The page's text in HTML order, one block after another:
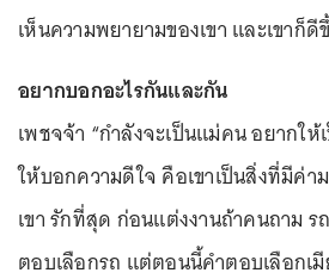
เห็นความพยายามของเขา และเขาก็
อยากบอกอะไรกันและกัน
เพชจจ้า “กำลังจะเป็นแม่คน อยากใ
ให้บอกความดีใจ คือเขาเป็นสิ่งที่มีค่
เขา รักที่สุด ก่อนแต่งงานถ้าคนถาม ร
ตอบเลือกรถ แต่ตอนนี้คำตอบเลือกเมี